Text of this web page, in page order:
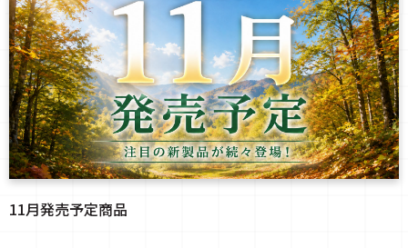
11月発売予定商品